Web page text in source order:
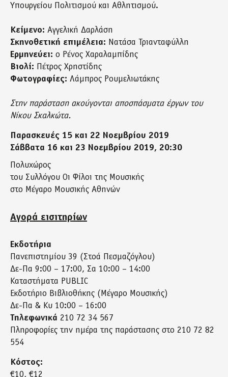
Υπουργείου Πολιτισμού και Αθλητισμού.
Κείμενο: Αγγελική Δαρλάση
Σκηνοθετική επιμέλεια: Νατάσα Τριανταφύλλη
Ερμηνεύει: ο Ρένος Χαραλαμπίδης
Βιολί: Πέτρος Χρηστίδης
Φωτογραφίες: Λάμπρος Ρουμελιωτάκης
Στην παράσταση ακούγονται αποσπάσματα έργων του
Νίκου Σκαλκώτα.
Παρασκευές 15 και 22 Νοεμβρίου 2019
Σάββατα 16 και 23 Νοεμβρίου 2019, 20:30
Πολυχώρος
του Συλλόγου Οι Φίλοι της Μουσικής
στο Μέγαρο Μουσικής Αθηνών
Αγορά εισιτηρίων
Εκδοτήρια
Πανεπιστημίου 39 (Στοά Πεσμαζόγλου)
Δε-Πα 9:00 – 17:00, Σα 10:00 – 14:00
Καταστήματα PUBLIC
Εκδοτήριο Βιβλιοθήκης (Μέγαρο Μουσικής)
Δε-Πα & Κυ 10:00 – 16:00
Τηλεφωνικά 210 72 34 567
Πληροφορίες την ημέρα της παράστασης στο 210 72 82
554
Κόστος:
€10, €12